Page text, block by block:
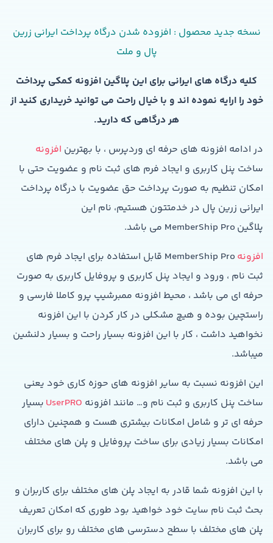
نسخه جدید محصول : افزوده شدن درگاه پرداخت ایرانی زرین
پال و ملت
کلیه درگاه های ایرانی برای این پلاگین افزونه کمکی پرداخت
خود را ارایه نموده اند و با خیال راحت می توانید خریداری کنید از
هر درگاهی که دارید.
در ادامه افزونه های حرفه ای وردپرس ، با بهترین افزونه
ساخت پنل کاربری و ایجاد فرم های ثبت نام و عضویت حتی با
امکان تنظیم به صورت پرداخت حق عضویت با درگاه پرداخت
ایرانی زرین پال در خدمتتون هستیم، نام این
پلاگین MemberShip Pro می باشد.
افزونه
MemberShip Pro قابل استفاده برای ایجاد فرم های
ثبت نام ، ورود و ایجاد پنل کاربری و پروفایل کاربری به صورت
حرفه ای می باشد ، محیط افزونه ممبرشیپ پرو کاملا فارسی و
راستچین بوده و هیچ مشکلی در کار کردن با این افزونه
نخواهید داشت ، کار با این افزونه بسیار راحت و بسیار دلنشین
میباشد.
این افزونه نسبت به سایر افزونه های حوزه کاری خود یعنی
ساخت پنل کاربری و ثبت نام و… مانند افزونه UserPRO بسیار
حرفه ای تر و شامل امکانات بیشتری هست و همچنین دارای
امکانات بسیار زیادی برای ساخت پروفایل و پلن های مختلف
می باشد.
با این افزونه شما قادر به ایجاد پلن های مختلف برای کاربران و
بحث ثبت نام سایت خود خواهید بود طوری که امکان تعریف
پلن های مختلف با سطح دسترسی های مختلف رو برای کاربران